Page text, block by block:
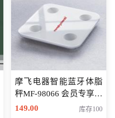
摩飞电器智能蓝牙体脂
秤MF-98066 会员专享价
98元
149.00 库存100